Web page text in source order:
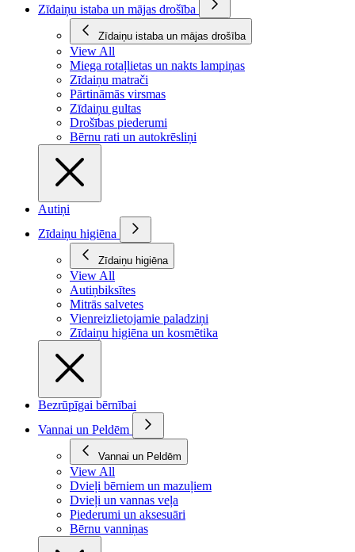
Zīdaiņu istaba un mājas drošība
Zīdaiņu istaba un mājas drošība
View All
Miega rotaļlietas un nakts lampiņas
Zīdaiņu matrači
Pārtināmās virsmas
Zīdaiņu gultas
Drošības piederumi
Bērnu rati un autokrēsliņi
Autiņi
Zīdaiņu higiēna
Zīdaiņu higiēna
View All
Autiņbiksītes
Mitrās salvetes
Vienreizlietojamie paladziņi
Zīdaiņu higiēna un kosmētika
Bezrūpīgai bērnībai
Vannai un Peldēm
Vannai un Peldēm
View All
Dvieļi bērniem un mazuļiem
Dvieļi un vannas veļa
Piederumi un aksesuāri
Bērnu vanniņas